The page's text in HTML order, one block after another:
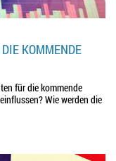
KOMMENDE
für die kommende
Wie werden die